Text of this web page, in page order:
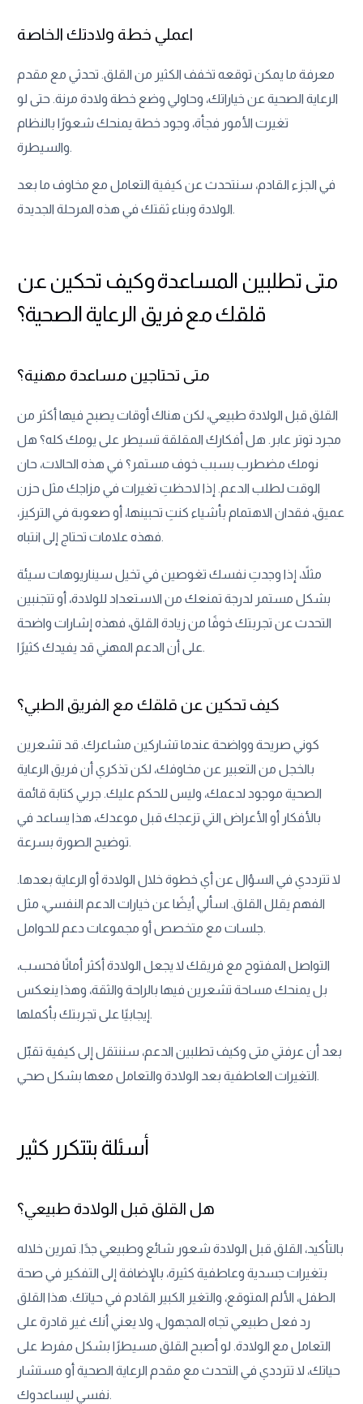
اعملي خطة ولادتك الخاصة
معرفة ما يمكن توقعه تخفف الكثير من القلق. تحدثي مع مقدم
الرعاية الصحية عن خياراتك، وحاولي وضع خطة ولادة مرنة. حتى لو
تغيرت الأمور فجأة، وجود خطة يمنحك شعورًا بالنظام
والسيطرة.
في الجزء القادم، سنتحدث عن كيفية التعامل مع مخاوف ما بعد
الولادة وبناء ثقتك في هذه المرحلة الجديدة.
متى تطلبين المساعدة وكيف تحكين عن
قلقك مع فريق الرعاية الصحية؟
متى تحتاجين مساعدة مهنية؟
القلق قبل الولادة طبيعي، لكن هناك أوقات يصبح فيها أكثر من
مجرد توتر عابر. هل أفكارك المقلقة تسيطر على يومك كله؟ هل
نومك مضطرب بسبب خوف مستمر؟ في هذه الحالات، حان
الوقت لطلب الدعم. إذا لاحظتِ تغيرات في مزاجك مثل حزن
عميق، فقدان الاهتمام بأشياء كنتِ تحبينها، أو صعوبة في التركيز،
فهذه علامات تحتاج إلى انتباه.
مثلاً، إذا وجدتِ نفسك تغوصين في تخيل سيناريوهات سيئة
بشكل مستمر لدرجة تمنعك من الاستعداد للولادة، أو تتجنبين
التحدث عن تجربتك خوفًا من زيادة القلق، فهذه إشارات واضحة
على أن الدعم المهني قد يفيدك كثيرًا.
كيف تحكين عن قلقك مع الفريق الطبي؟
كوني صريحة وواضحة عندما تشاركين مشاعرك. قد تشعرين
بالخجل من التعبير عن مخاوفك، لكن تذكري أن فريق الرعاية
الصحية موجود لدعمك، وليس للحكم عليك. جربي كتابة قائمة
بالأفكار أو الأعراض التي تزعجك قبل موعدك، هذا يساعد في
توضيح الصورة بسرعة.
لا تترددي في السؤال عن أي خطوة خلال الولادة أو الرعاية بعدها.
الفهم يقلل القلق. اسألي أيضًا عن خيارات الدعم النفسي، مثل
جلسات مع متخصص أو مجموعات دعم للحوامل.
التواصل المفتوح مع فريقك لا يجعل الولادة أكثر أمانًا فحسب،
بل يمنحك مساحة تشعرين فيها بالراحة والثقة، وهذا ينعكس
إيجابيًا على تجربتك بأكملها.
بعد أن عرفتي متى وكيف تطلبين الدعم، سننتقل إلى كيفية تقبّل
التغيرات العاطفية بعد الولادة والتعامل معها بشكل صحي.
أسئلة بتتكرر كثير
هل القلق قبل الولادة طبيعي؟
بالتأكيد، القلق قبل الولادة شعور شائع وطبيعي جدًا. تمرين خلاله
بتغيرات جسدية وعاطفية كثيرة، بالإضافة إلى التفكير في صحة
الطفل، الألم المتوقع، والتغير الكبير القادم في حياتك. هذا القلق
رد فعل طبيعي تجاه المجهول، ولا يعني أنك غير قادرة على
التعامل مع الولادة. لو أصبح القلق مسيطرًا بشكل مفرط على
حياتك، لا تترددي في التحدث مع مقدم الرعاية الصحية أو مستشار
نفسي ليساعدوك.